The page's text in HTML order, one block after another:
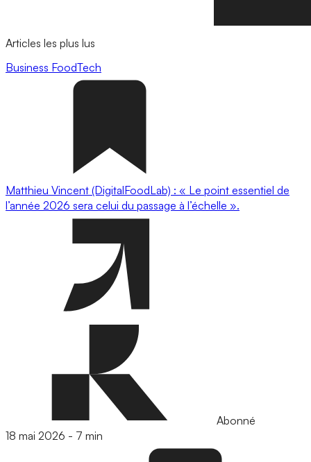
Articles les plus lus
Business FoodTech
Matthieu Vincent (DigitalFoodLab) : « Le point essentiel de
l’année 2026 sera celui du passage à l’échelle ».
Abonné
18 mai 2026 - 7 min